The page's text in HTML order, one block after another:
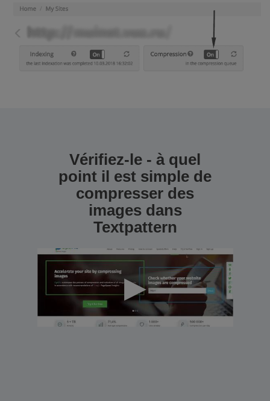
Vérifiez-le - à quel
point il est simple de
compresser des
images dans
Textpattern